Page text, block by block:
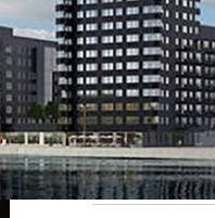
företagsgrupperna
sommar.
Liljeholmen...
Viktig information
måndag, 22 juni 2026
Möte våra politiker
söndag, 19 april 2026